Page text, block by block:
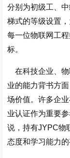
分别为初级工、
梯式的等级设置
每一位物联网工
标。
在科技企业、物
业的能力背书方
场价值。许多企
业认证作为重要
说，持有JYPC物
态度和学习能力的